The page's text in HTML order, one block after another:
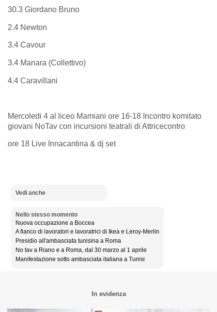
30.3 Giordano Bruno
2.4 Newton
3.4 Cavour
3.4 Manara (Collettivo)
4.4 Caravillani
Mercoledi 4 al liceo Mamiani ore 16-18 Incontro komitato
giovani NoTav con incursioni teatrali di Attricecontro
ore 18 Live Innacantina & dj set
Vedi anche
Nello stesso momento
Nuova occupazione a Boccea
A fianco di lavoratori e lavoratrici di Ikea e Leroy-Merlin
Presidio all'ambasciata tunisina a Roma
No tav a Riano e a Roma, dal 30 marzo al 1 aprile
Manifestazione sotto ambasciata italiana a Tunisi
In evidenza